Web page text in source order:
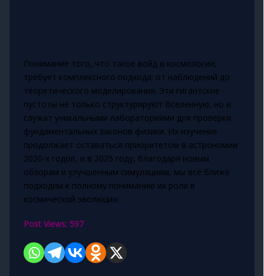
Понимание того, что такое войд в космологии,
требует комплексного подхода: от наблюдений до
теоретического моделирования. Эти гигантские
пустоты не только структурируют Вселенную, но и
служат уникальными лабораториями для проверки
фундаментальных законов физики. Их изучение
продолжает оставаться приоритетом в астрономии
2020-х годов, и в 2025 году, благодаря новым
обзорам и улучшенным симуляциям, мы всё ближе
подходим к полному пониманию их роли в
космической эволюции.
Post Views: 597